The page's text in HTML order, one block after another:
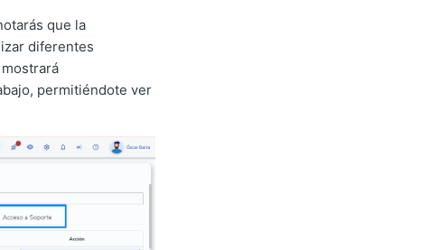
que la
diferentes
permitiéndote ver